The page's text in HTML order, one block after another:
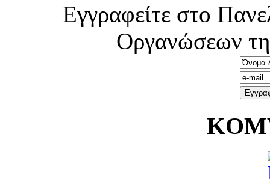
Εγγραφείτε στο
Οργανώσεων